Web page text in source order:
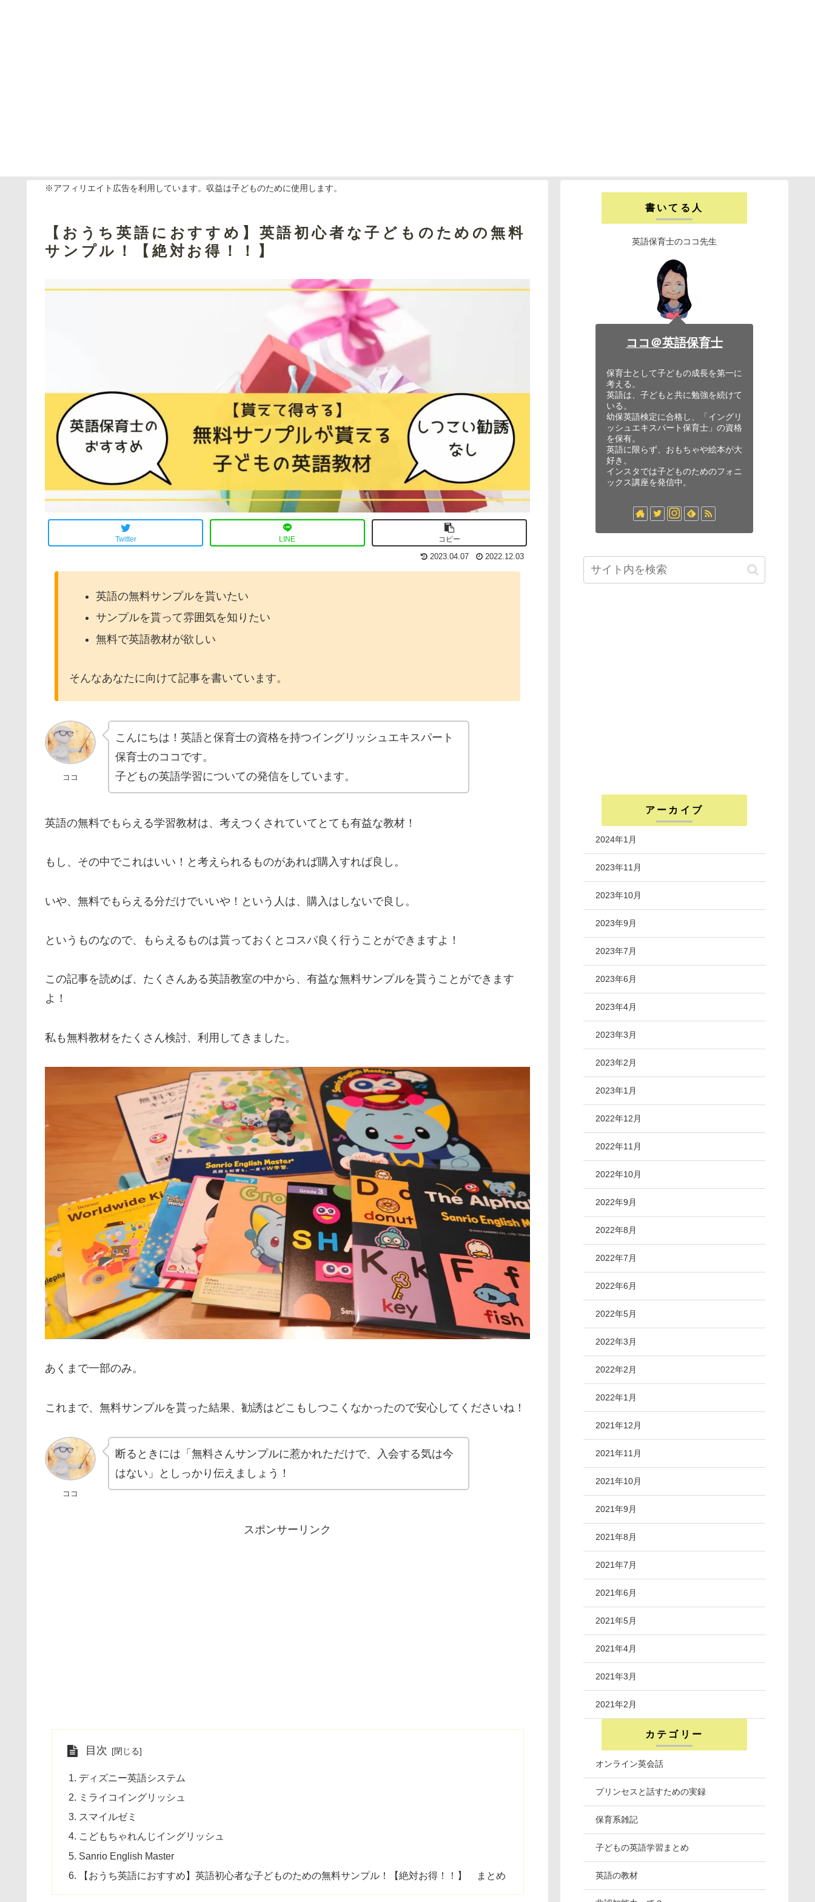
※アフィリエイト広告を利用しています。収益は子どものために使用します。
【おうち英語におすすめ】英語初心者な子どものための無料
サンプル！【絶対お得！！】
Twitter LINE コピー
2023.04.07 2022.12.03
英語の無料サンプルを貰いたい
サンプルを貰って雰囲気を知りたい
無料で英語教材が欲しい
そんなあなたに向けて記事を書いています。
ココ
こんにちは！英語と保育士の資格を持つイングリッシュエキスパート
保育士のココです。
子どもの英語学習についての発信をしています。
英語の無料でもらえる学習教材は、考えつくされていてとても有益な教材！
もし、その中でこれはいい！と考えられるものがあれば購入すれば良し。
いや、無料でもらえる分だけでいいや！という人は、購入はしないで良し。
というものなので、もらえるものは貰っておくとコスパ良く行うことができますよ！
この記事を読めば、たくさんある英語教室の中から、有益な無料サンプルを貰うことができます
よ！
私も無料教材をたくさん検討、利用してきました。
あくまで一部のみ。
これまで、無料サンプルを貰った結果、勧誘はどこもしつこくなかったので安心してくださいね！
ココ
断るときには「無料さんサンプルに惹かれただけで、入会する気は今
はない」としっかり伝えましょう！
スポンサーリンク
目次
ディズニー英語システム
ミライコイングリッシュ
スマイルゼミ
こどもちゃれんじイングリッシュ
Sanrio English Master
【おうち英語におすすめ】英語初心者な子どものための無料サンプル！【絶対お得！！】 まとめ
書いてる人
英語保育士のココ先生
ココ＠英語保育士
保育士として子どもの成長を第一に
考える。
英語は、子どもと共に勉強を続けて
いる。
幼保英語検定に合格し、「イングリ
ッシュエキスパート保育士」の資格
を保有。
英語に限らず、おもちゃや絵本が大
好き。
インスタでは子どものためのフォニ
ックス講座を発信中。
アーカイブ
2024年1月
2023年11月
2023年10月
2023年9月
2023年7月
2023年6月
2023年4月
2023年3月
2023年2月
2023年1月
2022年12月
2022年11月
2022年10月
2022年9月
2022年8月
2022年7月
2022年6月
2022年5月
2022年3月
2022年2月
2022年1月
2021年12月
2021年11月
2021年10月
2021年9月
2021年8月
2021年7月
2021年6月
2021年5月
2021年4月
2021年3月
2021年2月
カテゴリー
オンライン英会話
プリンセスと話すための実録
保育系雑記
子どもの英語学習まとめ
英語の教材